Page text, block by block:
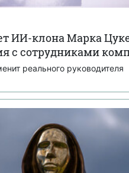
ИИ-клона Марка
с сотрудниками
реального руководителя